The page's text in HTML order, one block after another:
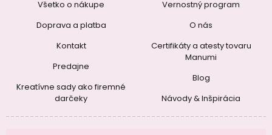
Všetko o nákupe
Doprava a platba
Kontakt
Predajne
Kreatívne sady ako firemné
darčeky
Vernostný program
O nás
Certifikáty a atesty tovaru
Manumi
Blog
Návody & Inšpirácia